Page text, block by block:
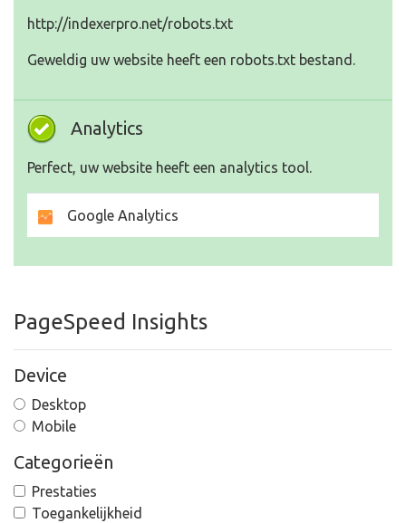
http://indexerpro.net/robots.txt
Geweldig uw website heeft een robots.txt bestand.
Analytics
Perfect, uw website heeft een analytics tool.
Google Analytics
PageSpeed Insights
Device
Desktop
Mobile
Categorieën
Prestaties
Toegankelijkheid